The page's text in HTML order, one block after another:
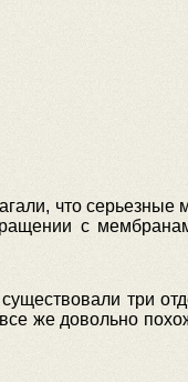
что
с
три
же довольно